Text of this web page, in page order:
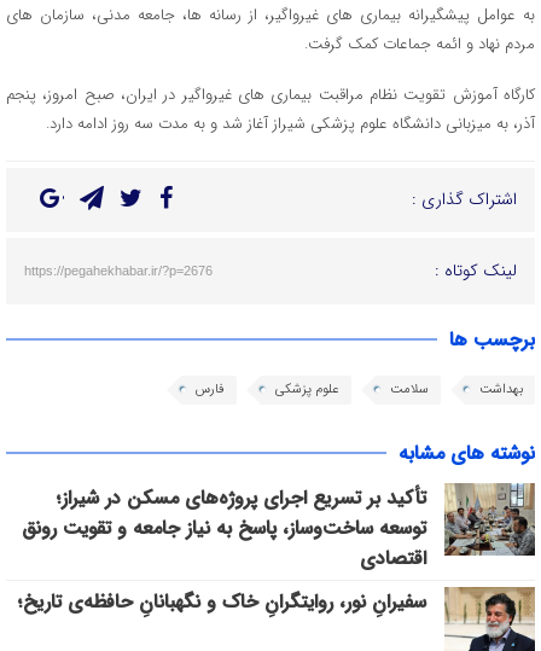
به عوامل پیشگیرانه بیماری های غیرواگیر، از رسانه ها، جامعه مدنی، سازمان های
مردم نهاد و ائمه جماعات کمک گرفت.
کارگاه آموزش تقویت نظام مراقبت بیماری های غیرواگیر در ایران، صبح امروز، پنجم
آذر، به میزبانی دانشگاه علوم پزشکی شیراز آغاز شد و به مدت سه روز ادامه دارد.
اشتراک گذاری :
لینک کوتاه : https://pegahekhabar.ir/?p=2676
برچسب ها
بهداشت سلامت علوم پزشکی فارس
نوشته های مشابه
تأکید بر تسریع اجرای پروژه‌های مسکن در شیراز؛
توسعه ساخت‌وساز، پاسخ به نیاز جامعه و تقویت رونق
اقتصادی
سفیرانِ نور، روایتگرانِ خاک و نگهبانانِ حافظه‌ی تاریخ؛